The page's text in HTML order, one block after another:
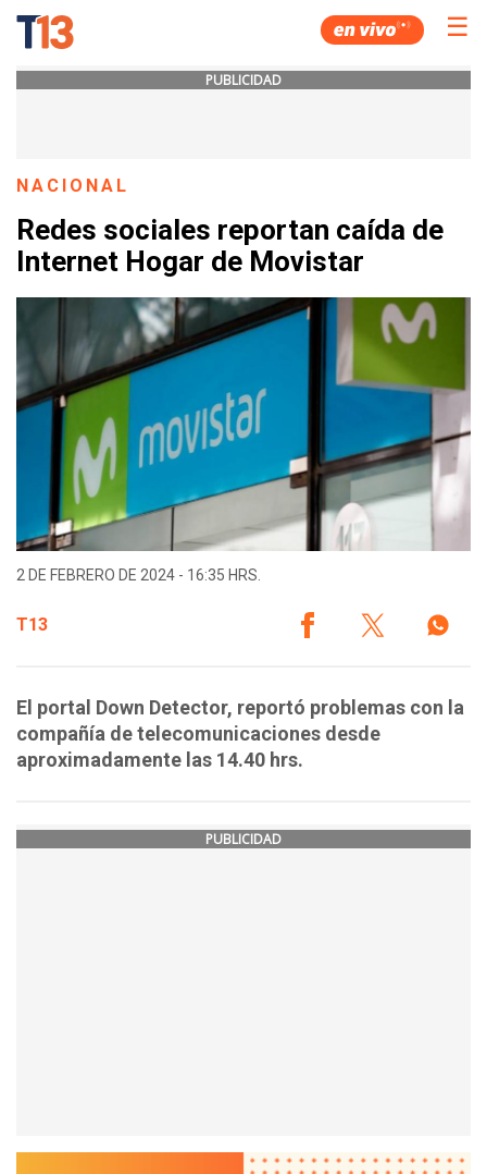
☰
PUBLICIDAD
NACIONAL
Redes sociales reportan caída de
Internet Hogar de Movistar
2 DE FEBRERO DE 2024 - 16:35 HRS.
T13
El portal Down Detector, reportó problemas con la
compañía de telecomunicaciones desde
aproximadamente las 14.40 hrs.
PUBLICIDAD